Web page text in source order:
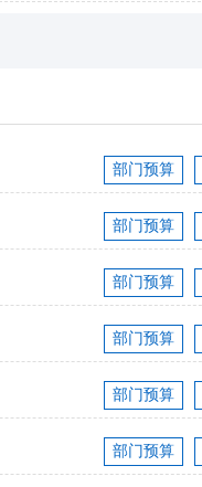
部门预算
部门预算
部门预算
部门预算
部门预算
部门预算